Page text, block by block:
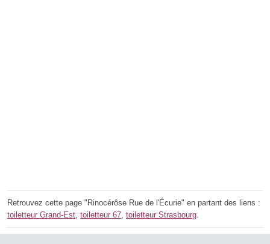
Retrouvez cette page "Rinocérôse Rue de l'Écurie" en partant des liens :
toiletteur Grand-Est toiletteur 67 toiletteur Strasbourg